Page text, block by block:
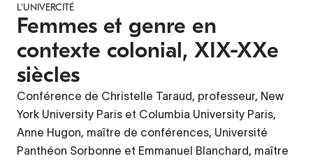
L'UNIVERCITÉ
Femmes et genre en
contexte colonial, XIX-XXe
siècles
Conférence de Christelle Taraud, professeur, New
York University Paris et Columbia University Paris,
Anne Hugon, maître de conférences, Université
Panthéon Sorbonne et Emmanuel Blanchard, maître